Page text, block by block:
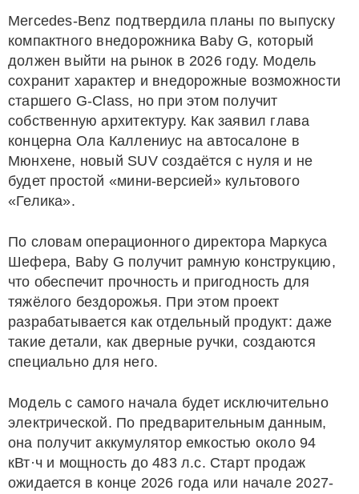
Mercedes-Benz подтвердила планы по выпуску
компактного внедорожника Baby G, который
должен выйти на рынок в 2026 году. Модель
сохранит характер и внедорожные возможности
старшего G-Class, но при этом получит
собственную архитектуру. Как заявил глава
концерна Ола Каллениус на автосалоне в
Мюнхене, новый SUV создаётся с нуля и не
будет простой «мини-версией» культового
«Гелика».
По словам операционного директора Маркуса
Шефера, Baby G получит рамную конструкцию,
что обеспечит прочность и пригодность для
тяжёлого бездорожья. При этом проект
разрабатывается как отдельный продукт: даже
такие детали, как дверные ручки, создаются
специально для него.
Модель с самого начала будет исключительно
электрической. По предварительным данным,
она получит аккумулятор емкостью около 94
кВт·ч и мощность до 483 л.с. Старт продаж
ожидается в конце 2026 года или начале 2027-